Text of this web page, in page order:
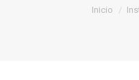
Estás
Inicio